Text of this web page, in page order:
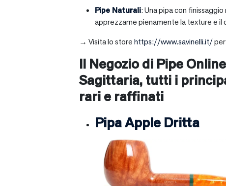
Pipe Naturali: Una pipa con
apprezzarne pienamente la texture e il
→ Visita lo storehttps://www.savinelli.it/
Il Negozio di Pipe
Sagittaria, tutti i
rari e raffinati
Pipa Apple Dritta